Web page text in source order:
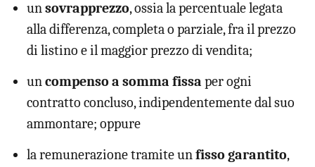
unsovrapprezzo, ossia la percentuale legata
alla differenza, completa o parziale, fra il prezzo
di listino e il maggior prezzo di vendita;
uncompenso a somma fissa per ogni
contratto concluso, indipendentemente dal suo
ammontare; oppure
la remunerazione tramite unfisso garantito,